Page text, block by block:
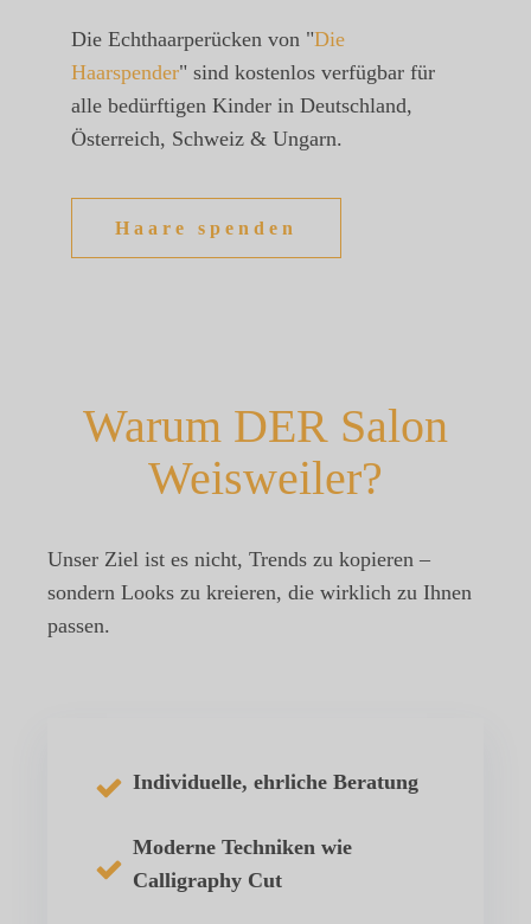
​Die Echthaarperücken von "Die
Haarspender" sind kostenlos verfügbar für
alle bedürftigen Kinder in Deutschland,
Österreich, Schweiz & Ungarn.
Haare spenden
Warum DER Salon
Weisweiler?
Unser Ziel ist es nicht, Trends zu kopieren –
sondern Looks zu kreieren, die wirklich zu Ihnen
passen.
Individuelle, ehrliche Beratung
Moderne Techniken wie
Calligraphy Cut